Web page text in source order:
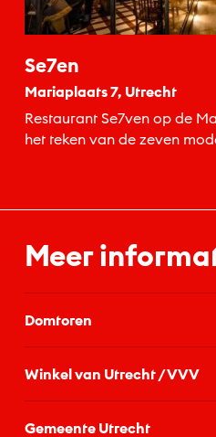
Se7en
Mariaplaats 7, Utrecht
Restaurant Se7ven op de
het teken van de zeven
Meer
Domtoren
Winkel van Utrecht / VVV
Gemeente Utrecht